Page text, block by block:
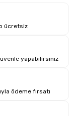
ücretsiz
yapabilirsiniz
ödeme fırsatı